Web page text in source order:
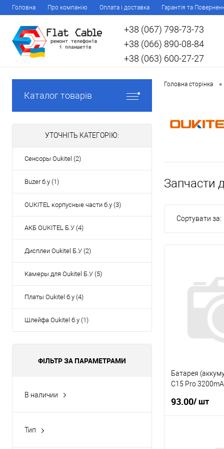
Головна Про компанію Оплата і доставка Гарантія та
+38 (067) 798-73-73
+38 (066) 890-08-84
+38 (063) 600-27-27
Каталог товарів
УТОЧНІТЬ КАТЕГОРІЮ:
Сенсоры Oukitel (2)
Buzer б.у (1)
OUKITEL корпусные части б.у (3)
АКБ OUKITEL Б.У (4)
Дисплеи Oukitel Б.У (2)
Камеры для Oukitel Б.У (5)
Платы Oukitel б.у (4)
Шлейфа Oukitel б.у (1)
ФІЛЬТР ЗА ПАРАМЕТРАМИ
В наличии
Тип
Головна сторінка •
Запчасти
Сортувати за:
Батарея
C15 Pro
93.00/ шт